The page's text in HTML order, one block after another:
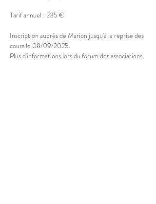
Tarif annuel : 235 €
Inscription auprès de Marion jusqu'à la reprise des
cours le 08/09/2025.
Plus d'informations lors du forum des associations,